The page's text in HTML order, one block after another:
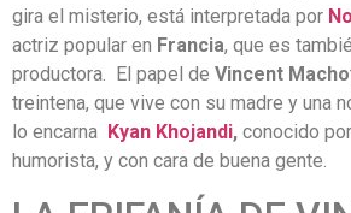
gira el misterio, está interpretada por
actriz popular en Francia, que es
productora. El papel de Vincent Macho
treintena, que vive con su madre y una
lo encarna Kyan Khojandi, conocido
humorista, y con cara de buena gente.